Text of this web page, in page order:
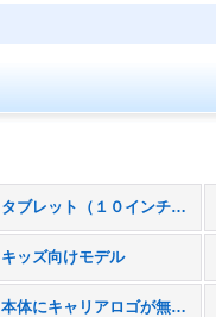
タブレット（１０インチクラス）
キッズ向けモデル
本体にキャリアロゴが無いスマホモック